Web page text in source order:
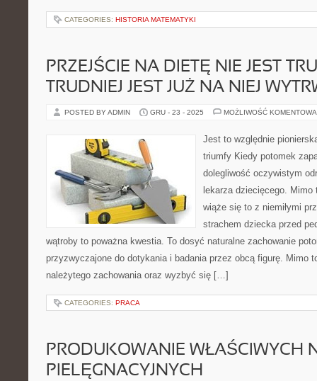
CATEGORIES: HISTORIA MATEMATYKI
PRZEJŚCIE NA DIETĘ NIE JEST
TRUDNIEJ JEST JUŻ NA NIEJ
POSTED BY ADMIN GRU - 23 - 2025 MOŻLIWOŚĆ
Jest to względnie
triumfy Kiedy potomek
dolegliwość oczywistym
lekarza dziecięcego.
wiąże się to z niemiłymi
strachem dziecka przed
wątroby to poważna kwestia. To dosyć naturalne zachowanie
przyzwyczajone do dotykania i badania przez obcą figurę. Mimo
należytego zachowania oraz wyzbyć się […]
CATEGORIES: PRACA
PRODUKOWANIE WŁAŚCIWYCH
PIELĘGNACYJNYCH